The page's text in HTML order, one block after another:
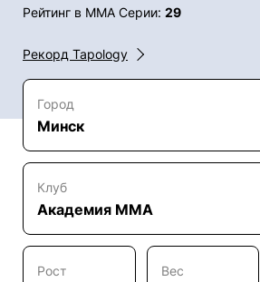
Рейтинг в ММА Серии: 29
Рекорд Tapology
Город
Минск
Клуб
Академия ММА
Рост Вес